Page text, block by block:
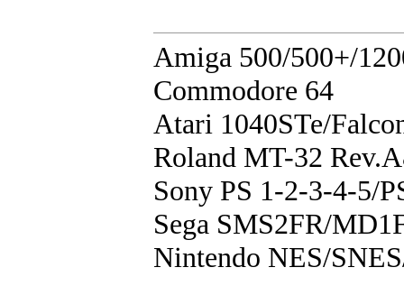
Amiga 500/500+/
Commodore 64
Atari 1040STe/
Roland MT-32
Sony PS 1-2-3-4-5/
Sega SMS2FR/
Nintendo NES/